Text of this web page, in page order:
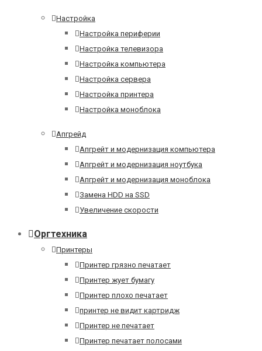
Настройка
Настройка периферии
Настройка телевизора
Настройка компьютера
Настройка сервера
Настройка принтера
Настройка моноблока
Апгрейд
Апгрейт и модернизация компьютера
Апгрейт и модернизация ноутбука
Апгрейт и модернизация моноблока
Замена HDD на SSD
Увеличение скорости
Оргтехника
Принтеры
Принтер грязно печатает
Принтер жует бумагу
Принтер плохо печатает
принтер не видит картридж
Принтер не печатает
Принтер печатает полосами